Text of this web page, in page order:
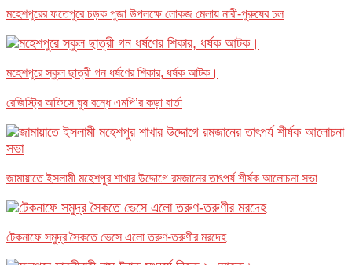
মহেশপুরের ফতেপুরে চড়ক পুজা উপলক্ষে লোকজ মেলায় নারী-পুরুষের ঢল
মহেশপুরে স্কুল ছাত্রী গন ধর্ষণের শিকার, ধর্ষক আটক।
রেজিস্ট্রি অফিসে ঘুষ বন্ধে এমপি’র কড়া বার্তা
জামায়াতে ইসলামী মহেশপুর শাখার উদ্দোগে রমজানের তাৎপর্য শীর্ষক আলোচনা সভা
টেকনাফে সমুদ্র সৈকতে ভেসে এলো তরুণ-তরুণীর মরদেহ